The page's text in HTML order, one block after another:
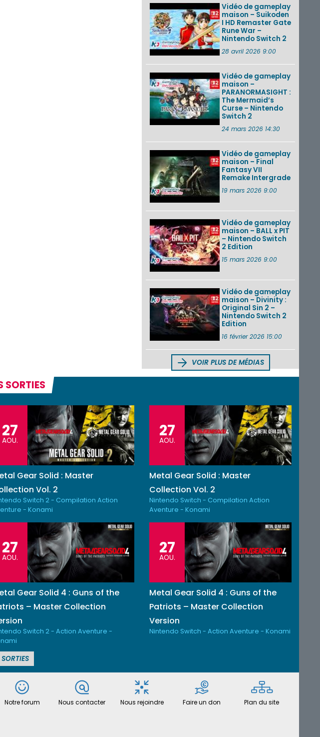
Vidéo de gameplay
maison – Suikoden
I HD Remaster Gate
Rune War –
Nintendo Switch 2
28 avril 2026 9:00
Vidéo de gameplay
maison –
PARANORMASIGHT :
The Mermaid’s
Curse – Nintendo
Switch 2
24 mars 2026 14:30
Vidéo de gameplay
maison – Final
Fantasy VII
Remake Intergrade
19 mars 2026 9:00
Vidéo de gameplay
maison – BALL x PIT
– Nintendo Switch
2 Edition
15 mars 2026 9:00
Vidéo de gameplay
maison – Divinity :
Original Sin 2 –
Nintendo Switch 2
Edition
16 février 2026 15:00
VOIR PLUS DE MÉDIAS
SORTIES
27
AOU.
Gear Solid : Master
Vol. 2
Switch 2 - Compilation Action
- Konami
27
AOU.
Metal Gear Solid : Master
Collection Vol. 2
Nintendo Switch - Compilation Action
Aventure - Konami
27
AOU.
Gear Solid 4 : Guns of the
– Master Collection
Switch 2 - Action Aventure -
27
AOU.
Metal Gear Solid 4 : Guns of the
Patriots – Master Collection
Version
Nintendo Switch - Action Aventure - Konami
Notre forum Nous contacter Nous rejoindre Faire un don Plan du site